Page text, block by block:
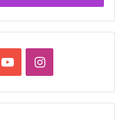
YouTubeInstagram